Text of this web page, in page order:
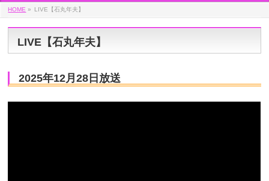
HOME » LIVE【石丸年夫】
LIVE【石丸年夫】
2025年12月28日放送